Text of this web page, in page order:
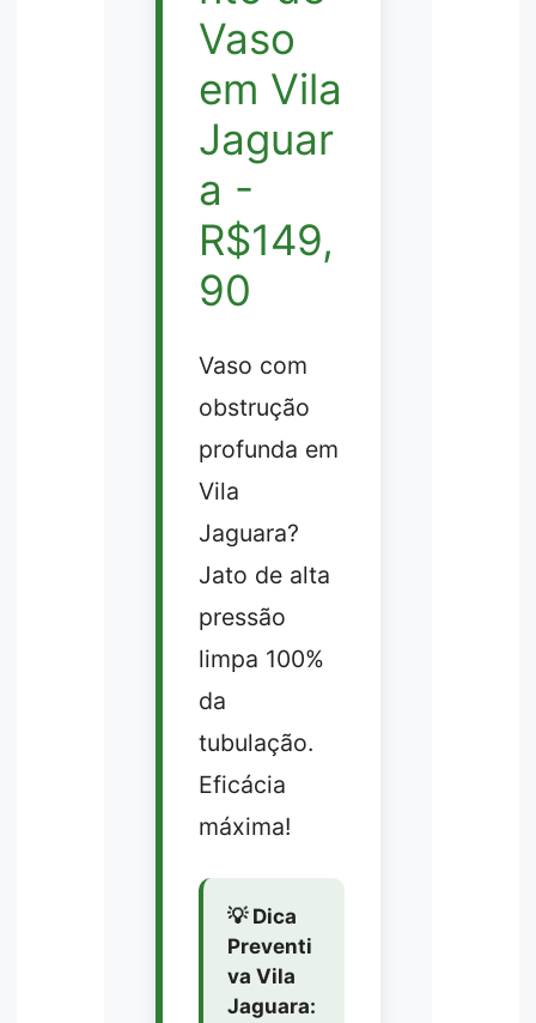
Vaso
em Vila
Jaguar
a -
R$149,
90
Vaso com
obstrução
profunda em
Vila
Jaguara?
Jato de alta
pressão
limpa 100%
da
tubulação.
Eficácia
máxima!
💡 Dica
Preventi
va Vila
Jaguara: